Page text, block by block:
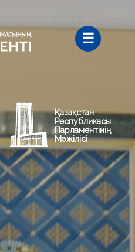
Қазақстан
Республикасы
Парламентінің
Мәжілісі